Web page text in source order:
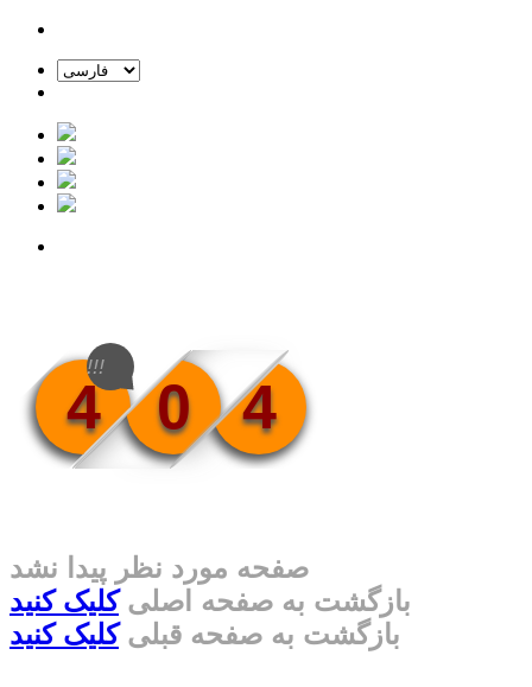
4 0 4
!!!
صفحه مورد نظر پیدا نشد
بازگشت به صفحه اصلیکلیک کنید
بازگشت به صفحه قبلیکلیک کنید